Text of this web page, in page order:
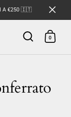
A €250 🇮🇹
0